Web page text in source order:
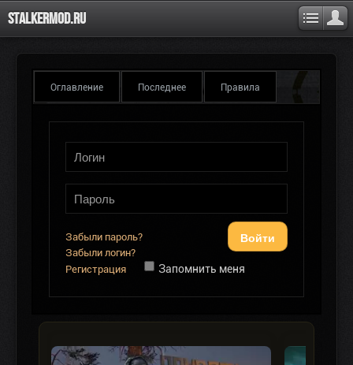
Stalkermod.ru
Оглавление Последнее Правила
Войти
Забыли пароль?
Забыли логин?
Регистрация
Запомнить меня